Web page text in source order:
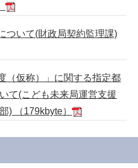
ついて(財政局契約監理課)
（仮称）」に関する指定都
て(こども未来局運営支援
) （179kbyte）